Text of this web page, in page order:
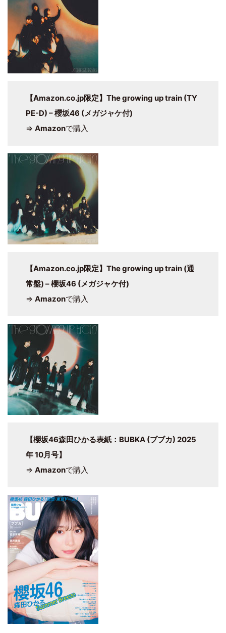
【Amazon.co.jp限定】The growing up train (TY
PE-D) – 櫻坂46 (メガジャケ付)
⇒ Amazonで購入
【Amazon.co.jp限定】The growing up train (通
常盤) – 櫻坂46 (メガジャケ付)
⇒ Amazonで購入
【櫻坂46森田ひかる表紙：BUBKA (ブブカ) 2025
年 10月号】
⇒ Amazonで購入